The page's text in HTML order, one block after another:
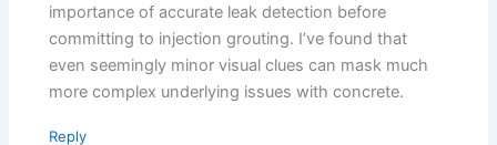
importance of accurate leak detection before
committing to injection grouting. I’ve found that
even seemingly minor visual clues can mask much
more complex underlying issues with concrete.
Reply